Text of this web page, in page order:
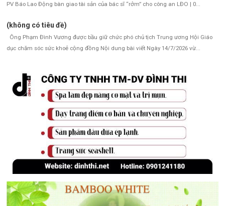
PV Báo Lao Động bàn giao tài sản của bác sĩ “rởm” cho công an LĐO | 0...
(không có tiêu đề)
Ông Phạm Đình Vương được bầu giữ chức phó chủ tịch Trung ương Hội Giáo
dục chăm sóc sức khoẻ cộng đồng Nội dung bài viết Ngày 14/7/2026 vừ...